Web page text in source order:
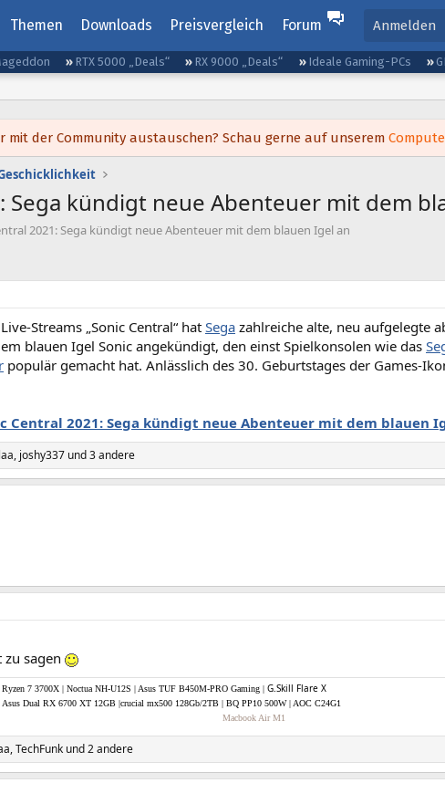
Themen Downloads Preisvergleich Forum Anmelden
RTX 5000 „Deals“ RX 9000 „Deals“ Ideale Gaming-PCs
der Community austauschen? Schau gerne auf unserem
Sega kündigt neue Abenteuer mit dem
2021: Sega kündigt neue Abenteuer mit dem blauen Igel an
Streams „Sonic Central“ hatSega zahlreiche alte, neu aufgelegte
blauen Igel Sonic angekündigt, den einst Spielkonsolen wie das
populär gemacht hat. Anlässlich des 30. Geburtstages der Games-
Central 2021: Sega kündigt neue Abenteuer mit dem blauen
, joshy337 und 3 andere
sagen
Ryzen 7 3700X | Noctua NH-U12S | Asus TUF B450M-PRO Gaming | G.Skill Flare X
Dual RX 6700 XT 12GB |crucial mx500 128Gb/2TB | BQ PP10 500W | AOC C24G1
Macbook Air M1
,TechFunk und 2 andere